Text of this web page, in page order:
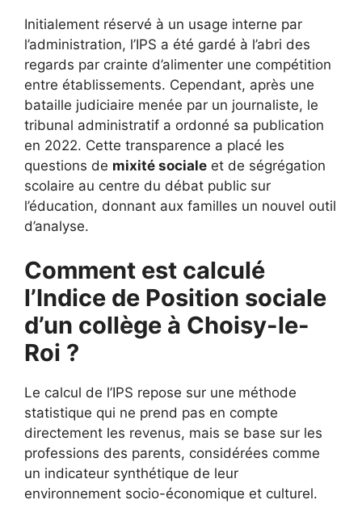
Initialement réservé à un usage interne par
l’administration, l’IPS a été gardé à l’abri des
regards par crainte d’alimenter une compétition
entre établissements. Cependant, après une
bataille judiciaire menée par un journaliste, le
tribunal administratif a ordonné sa publication
en 2022. Cette transparence a placé les
questions de mixité sociale et de ségrégation
scolaire au centre du débat public sur
l’éducation, donnant aux familles un nouvel outil
d’analyse.
Comment est calculé
l’Indice de Position sociale
d’un collège à Choisy-le-
Roi ?
Le calcul de l’IPS repose sur une méthode
statistique qui ne prend pas en compte
directement les revenus, mais se base sur les
professions des parents, considérées comme
un indicateur synthétique de leur
environnement socio-économique et culturel.